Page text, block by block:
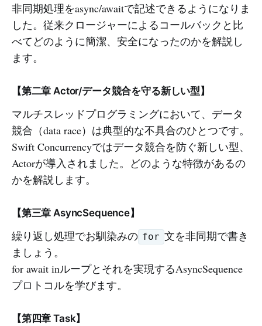
非同期処理をasync/awaitで記述できるようになりま
した。従来クロージャーによるコールバックと比
べてどのように簡潔、安全になったのかを解説し
ます。
【第二章 Actor/データ競合を守る新しい型】
マルチスレッドプログラミングにおいて、データ
競合（data race）は典型的な不具合のひとつです。
Swift Concurrencyではデータ競合を防ぐ新しい型、
Actorが導入されました。どのような特徴があるの
かを解説します。
【第三章 AsyncSequence】
繰り返し処理でお馴染みの for 文を非同期で書き
ましょう。
for await inループとそれを実現するAsyncSequence
プロトコルを学びます。
【第四章 Task】